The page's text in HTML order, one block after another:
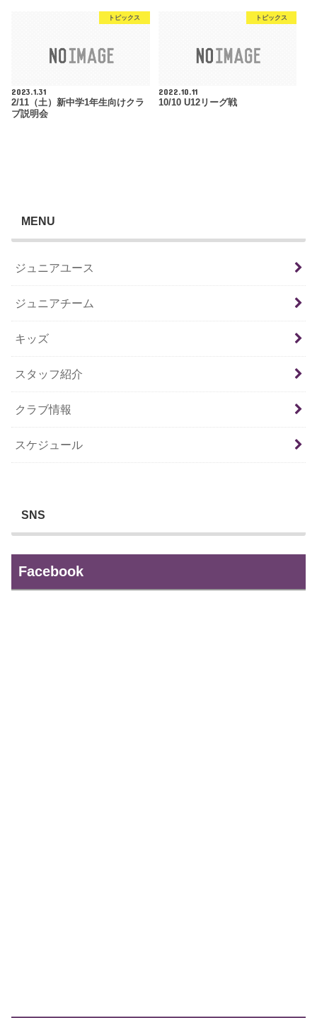
トピックス
2023.1.31
2/11（土）新中学1年生向けクラ
ブ説明会
トピックス
2022.10.11
10/10 U12リーグ戦
MENU
ジュニアユース
ジュニアチーム
キッズ
スタッフ紹介
クラブ情報
スケジュール
SNS
Facebook